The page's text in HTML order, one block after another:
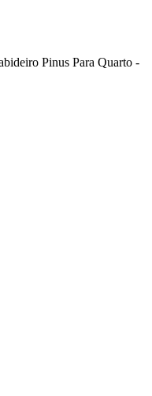
Pinus Para Quarto -